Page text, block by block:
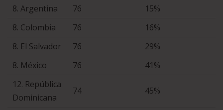
8. Argentina
76
15%
8. Colombia
76
16%
8. El Salvador
76
29%
8. México
76
41%
12. República
Dominicana
74 45%